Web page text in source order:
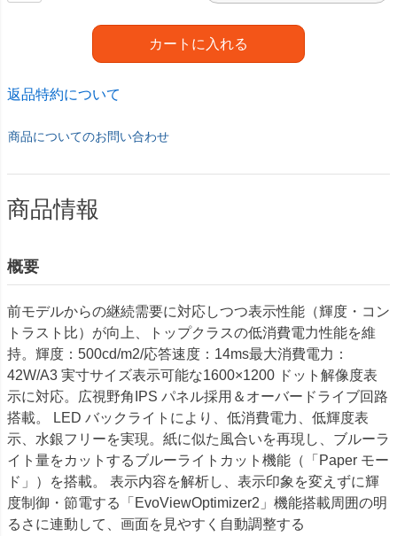
カートに入れる
返品特約について
商品についてのお問い合わせ
商品情報
概要
前モデルからの継続需要に対応しつつ表示性能（輝度・コン
トラスト比）が向上、トップクラスの低消費電力性能を維
持。輝度：500cd/m2/応答速度：14ms最大消費電力：
42W/A3 実寸サイズ表示可能な1600×1200 ドット解像度表
示に対応。広視野角IPS パネル採用＆オーバードライブ回路
搭載。 LED バックライトにより、低消費電力、低輝度表
示、水銀フリーを実現。紙に似た風合いを再現し、ブルーラ
イト量をカットするブルーライトカット機能（「Paper モー
ド」）を搭載。 表示内容を解析し、表示印象を変えずに輝
度制御・節電する「EvoViewOptimizer2」機能搭載周囲の明
るさに連動して、画面を見やすく自動調整する